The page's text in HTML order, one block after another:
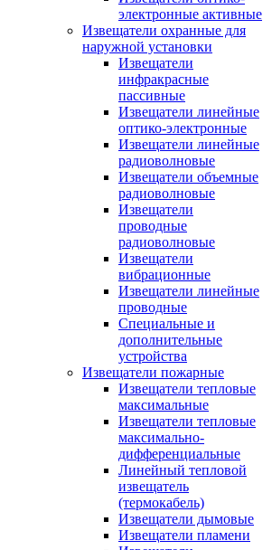
электронные активные
Извещатели охранные для
наружной установки
Извещатели
инфракрасные
пассивные
Извещатели линейные
оптико-электронные
Извещатели линейные
радиоволновые
Извещатели объемные
радиоволновые
Извещатели
проводные
радиоволновые
Извещатели
вибрационные
Извещатели линейные
проводные
Специальные и
дополнительные
устройства
Извещатели пожарные
Извещатели тепловые
максимальные
Извещатели тепловые
максимально-
дифференциальные
Линейный тепловой
извещатель
(термокабель)
Извещатели дымовые
Извещатели пламени